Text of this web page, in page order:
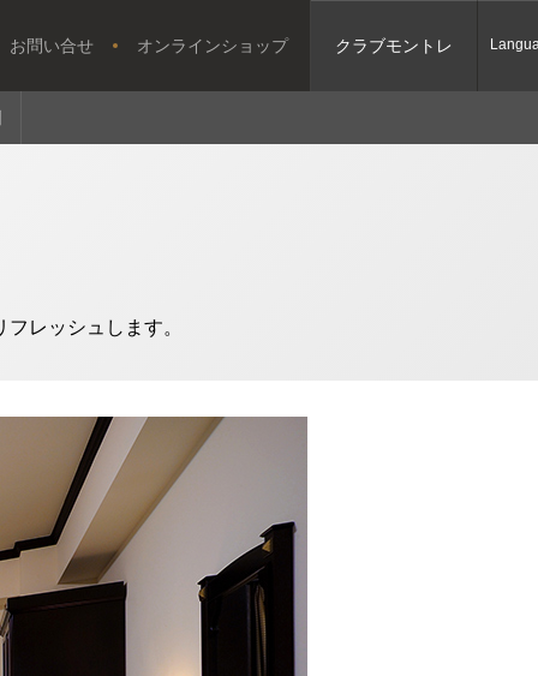
お問い合せ オンラインショップ クラブモントレ
レッシュします。